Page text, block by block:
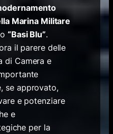
Marina Militare
“Basi Blu”.
il parere delle
di Camera e
se approvato,
e potenziare
e
per la